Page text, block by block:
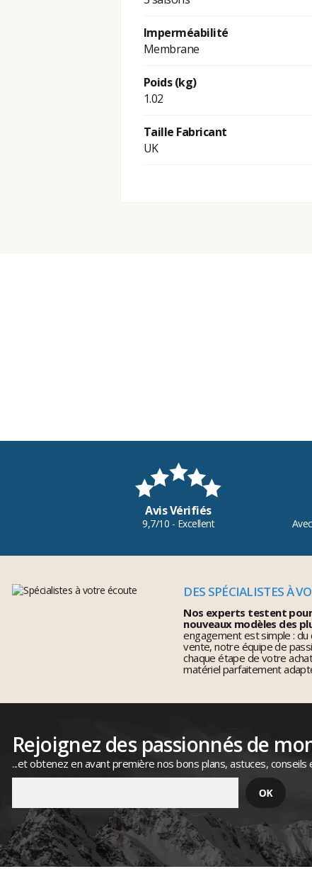
Imperméabilité
Membrane
Poids (kg)
1.02
Taille Fabricant
UK
Avis Vérifiés
9,7/10 - Excellent
DES SPÉCIALISTES À
Nos experts testent pour
nouveaux modèles des
engagement est simple :
vente, notre équipe de
chaque étape de votre
matériel parfaitement
Rejoignez des passionnés de
...et obtenez en avant première nos bons plans, astuces, conseils